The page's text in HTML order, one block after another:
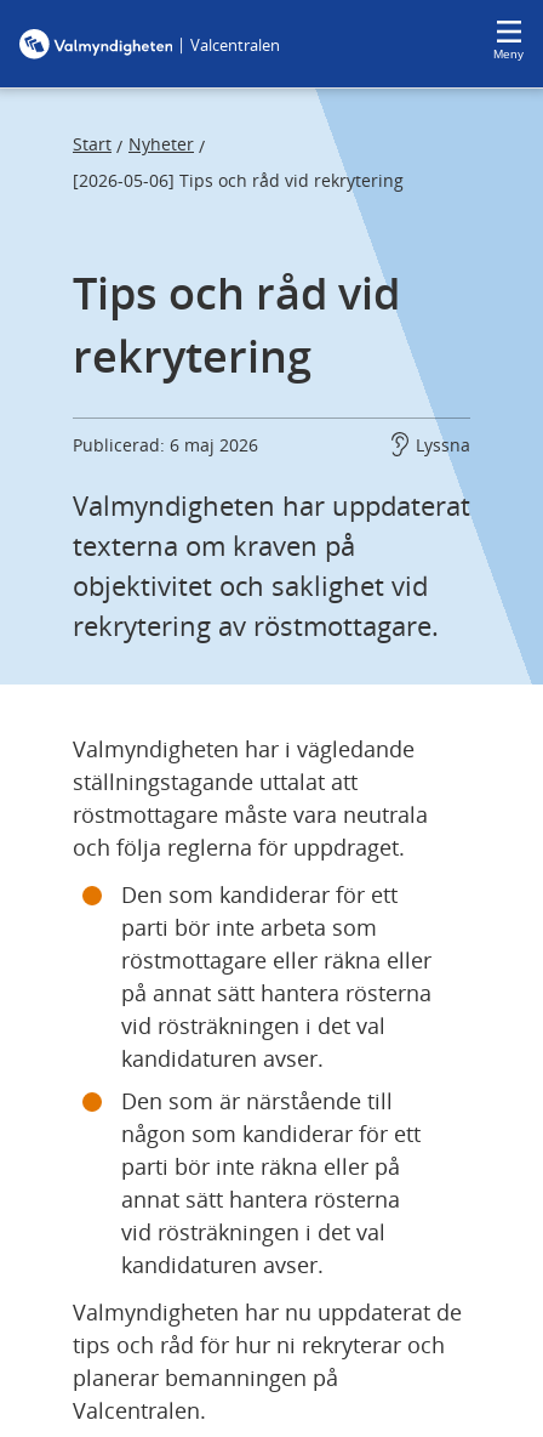
| Valcentralen Meny
Start / Nyheter /
[2026-05-06] Tips och råd vid rekrytering
Tips och råd vid
rekrytering
Publicerad: 6 maj 2026 Lyssna
Valmyndigheten har uppdaterat
texterna om kraven på
objektivitet och saklighet vid
rekrytering av röstmottagare.
Valmyndigheten har i vägledande
ställningstagande uttalat att
röstmottagare måste vara neutrala
och följa reglerna för uppdraget.
Den som kandiderar för ett
parti bör inte arbeta som
röstmottagare eller räkna eller
på annat sätt hantera rösterna
vid rösträkningen i det val
kandidaturen avser.
Den som är närstående till
någon som kandiderar för ett
parti bör inte räkna eller på
annat sätt hantera rösterna
vid rösträkningen i det val
kandidaturen avser.
Valmyndigheten har nu uppdaterat de
tips och råd för hur ni rekryterar och
planerar bemanningen på
Valcentralen.
c
c